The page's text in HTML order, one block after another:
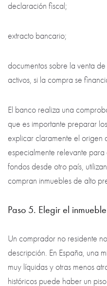
declaración fiscal;
extracto bancario;
documentos sobre la venta
activos, si la compra se
El banco realiza una
que es importante preparar
explicar claramente el origen
especialmente relevante
fondos desde otro país,
compran inmuebles de alto
Paso 5. Elegir el
Un comprador no residente
descripción. En España, una
muy líquidas y otras menos
históricos puede haber un